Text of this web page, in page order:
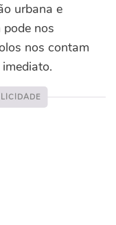
urbana e
pode nos
nos contam